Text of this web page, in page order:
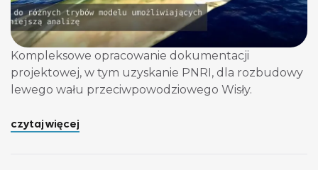
Kompleksowe opracowanie dokumentacji
projektowej, w tym uzyskanie PNRI, dla rozbudowy
lewego wału przeciwpowodziowego Wisły.
czytaj więcej